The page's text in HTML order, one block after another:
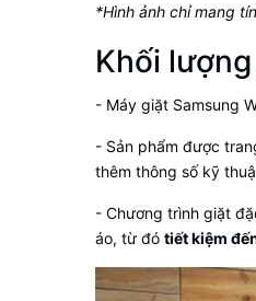
*Hình ảnh chỉ mang
Khối
- Máy giặt Samsung
- Sản phẩm được
thêm thông số kỹ
- Chương trình giặt
áo, từ đó tiết kiệm